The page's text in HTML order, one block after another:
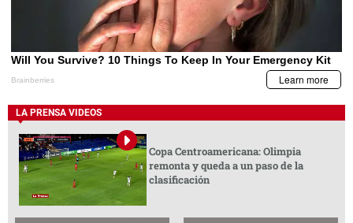
LA PRENSA VIDEOS
Copa Centroamericana: Olimpia
remonta y queda a un paso de la
clasificación